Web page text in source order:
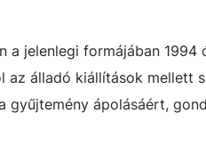
a jelenlegi formájában
álladó kiállítások mellett
gyűjtemény ápolásáért,